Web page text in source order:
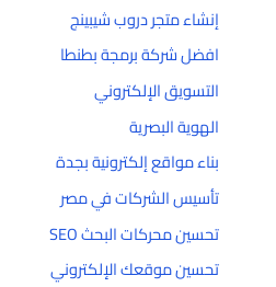
إنشاء متجر دروب شيبينج
افضل شركة برمجة بطنطا
التسويق الإلكتروني
الهوية البصرية
بناء مواقع إلكترونية بجدة
تأسيس الشركات في مصر
تحسين محركات البحث SEO
تحسين موقعك الإلكتروني